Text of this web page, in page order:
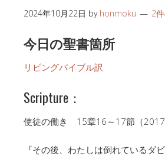
2024年10月22日 by honmoku 2
今日の聖書箇所
リビングバイブル訳
Scripture：
使徒の働き 15章16～17節（
『その後、わたしは倒れているダ